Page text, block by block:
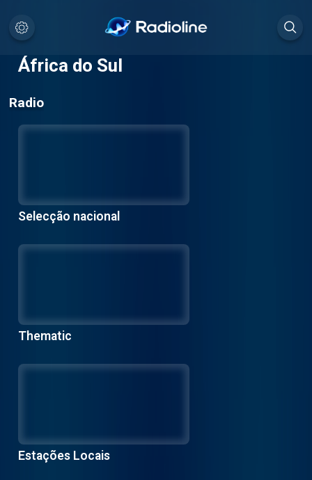
África do Sul
Radio
Selecção nacional
Thematic
Estações Locais